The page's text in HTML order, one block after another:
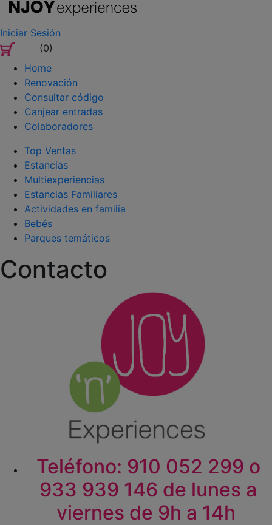
Iniciar Sesión
(0)
Home
Renovación
Consultar código
Canjear entradas
Colaboradores
Top Ventas
Estancias
Multiexperiencias
Estancias Familiares
Actividades en familia
Bebés
Parques temáticos
Contacto
Teléfono: 910 052 299 o
933 939 146 de lunes a
viernes de 9h a 14h